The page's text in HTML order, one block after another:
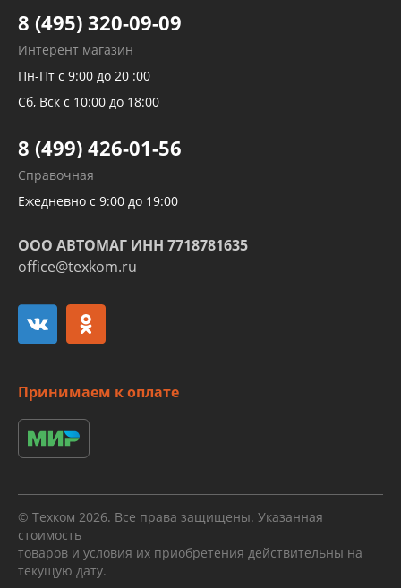
Тормозных трубок
Рукавов гидроусилителей
Рукавов компрессоров и турбин
Трубок кондиционеров
Развертка пайка медных стальных
алюминиевых трубок и штуцеров
8 (495) 320-09-09
Интерент магазин
Пн-Пт с 9:00 до 20 :00
Сб, Вск с 10:00 до 18:00
8 (499) 426-01-56
Справочная
Ежедневно с 9:00 до 19:00
ООО АВТОМАГ ИНН 7718781635
office@texkom.ru
Принимаем к оплате
© Техком 2026. Все права защищены. Указанная
стоимость
товаров и условия их приобретения действительны на
текущую дату.